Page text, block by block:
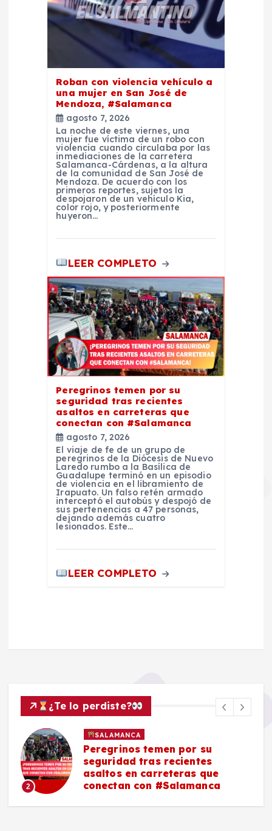
Roban con violencia vehículo a
una mujer en San José de
Mendoza, #Salamanca
agosto 7, 2026
La noche de este viernes, una
mujer fue víctima de un robo con
violencia cuando circulaba por las
inmediaciones de la carretera
Salamanca-Cárdenas, a la altura
de la comunidad de San José de
Mendoza. De acuerdo con los
primeros reportes, sujetos la
despojaron de un vehículo Kia,
color rojo, y posteriormente
huyeron…
LEER COMPLETO
Peregrinos temen por su
seguridad tras recientes
asaltos en carreteras que
conectan con #Salamanca
agosto 7, 2026
El viaje de fe de un grupo de
peregrinos de la Diócesis de Nuevo
Laredo rumbo a la Basílica de
Guadalupe terminó en un episodio
de violencia en el libramiento de
Irapuato. Un falso retén armado
interceptó el autobús y despojó de
sus pertenencias a 47 personas,
dejando además cuatro
lesionados. Este…
LEER COMPLETO
¿Te lo perdiste?
2
SALAMANCA
Peregrinos temen por su
seguridad tras recientes
asaltos en carreteras que
conectan con #Salamanca